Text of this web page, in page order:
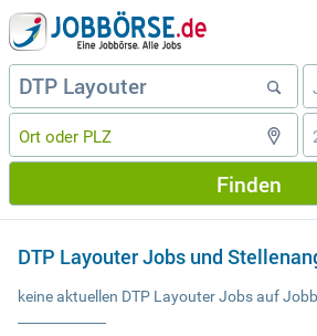
Finden
DTP Layouter Jobs und
keine aktuellen DTP Layouter Jobs auf